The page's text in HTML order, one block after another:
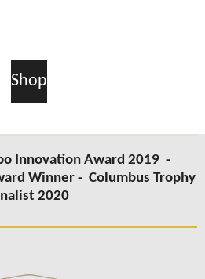
Shop
Innovation Award 2019 -
Winner - Columbus Trophy
2020